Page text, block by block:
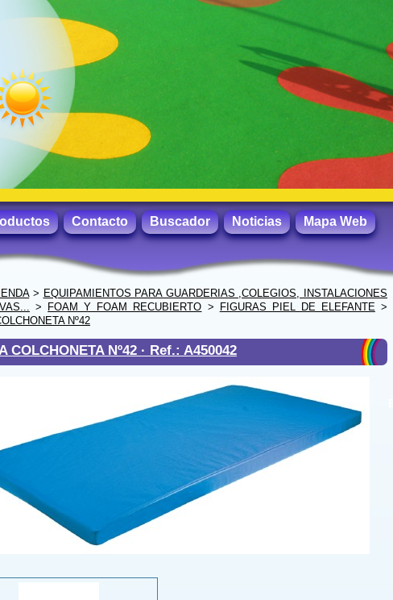
Contacto Buscador Noticias Mapa Web
> EQUIPAMIENTOS PARA GUARDERIAS ,COLEGIOS, INSTALACIONES
> FOAM Y FOAM RECUBIERTO > FIGURAS PIEL DE ELEFANTE>
Nº42
COLCHONETA Nº42 · Ref.: A450042